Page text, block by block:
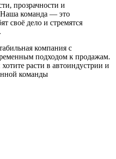
прозрачности и
Наша команда — это
своё дело и стремятся
компания с
подходом к продажам.
расти в автоиндустрии и
команды